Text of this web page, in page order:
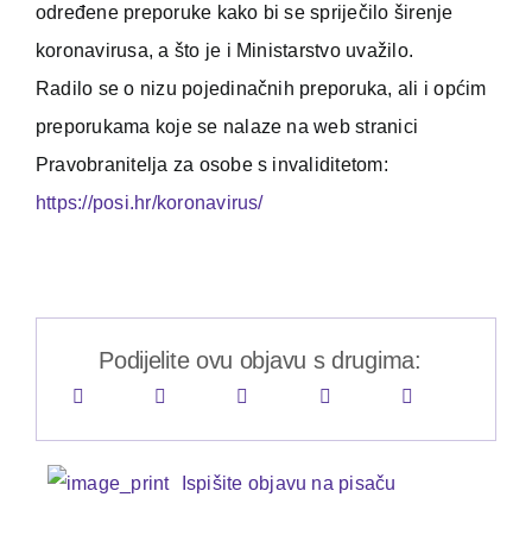
određene preporuke kako bi se spriječilo širenje
koronavirusa, a što je i Ministarstvo uvažilo.
Radilo se o nizu pojedinačnih preporuka, ali i općim
preporukama koje se nalaze na web stranici
Pravobranitelja za osobe s invaliditetom:
https://posi.hr/koronavirus/
Podijelite ovu objavu s drugima:
Ispišite objavu na pisaču